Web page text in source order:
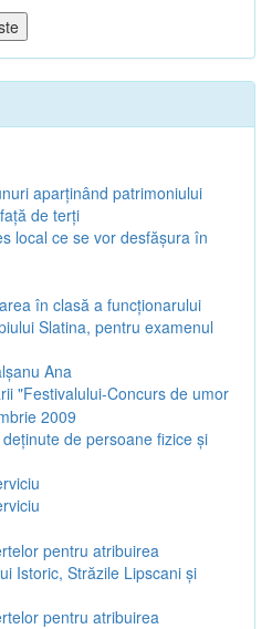
aparţinând patrimoniului
de terţi
local ce se vor desfăşura în
în clasă a funcţionarului
Slatina, pentru examenul
Ana
"Festivalului-Concurs de umor
2009
de persoane fizice şi
pentru atribuirea
Istoric, Străzile Lipscani şi
pentru atribuirea